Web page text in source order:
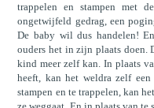
trappelen en stampen met
ongetwijfeld gedrag, een
De baby wil dus handelen!
ouders het in zijn plaats doen.
kind meer zelf kan. In plaats
heeft, kan het weldra zelf
stampen en te trappelen, kan